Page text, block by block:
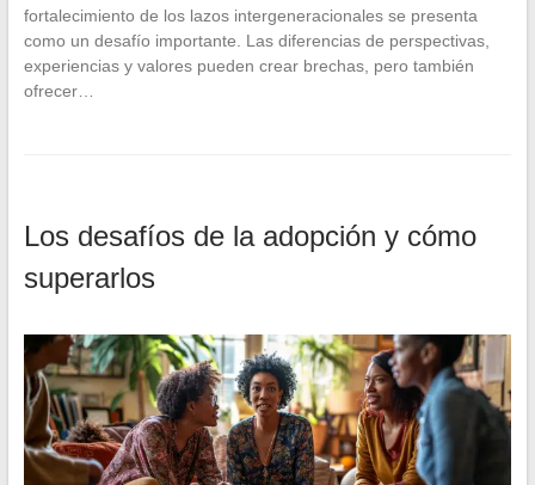
fortalecimiento de los lazos intergeneracionales se presenta
como un desafío importante. Las diferencias de perspectivas,
experiencias y valores pueden crear brechas, pero también
ofrecer…
Los desafíos de la adopción y cómo
superarlos